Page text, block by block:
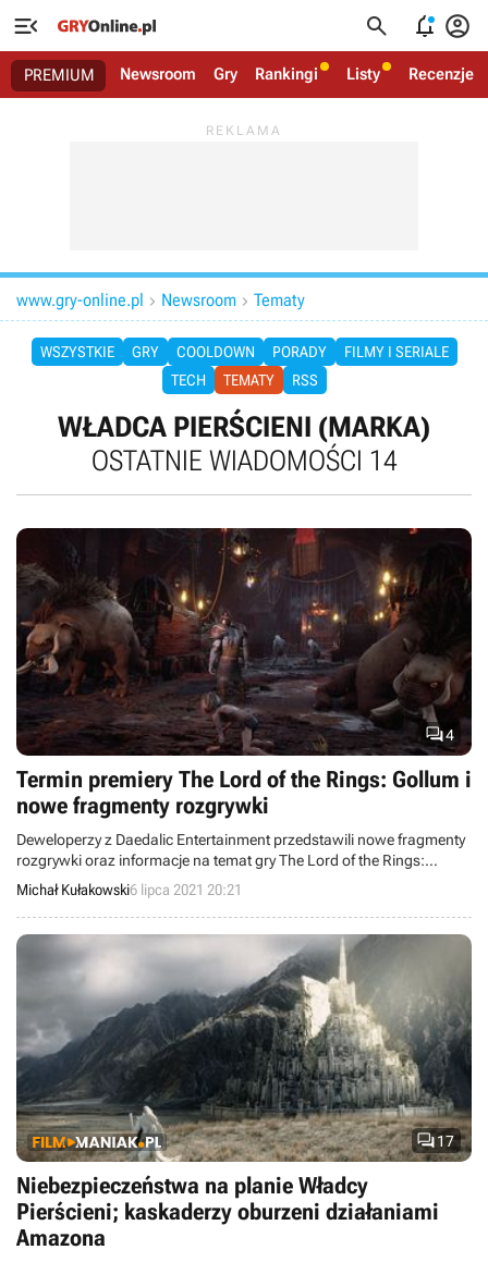
   
PREMIUM Newsroom Gry Rankingi Listy Recenzje
www.gry-online.pl  Newsroom  Tematy
WSZYSTKIE GRY COOLDOWN PORADY
FILMY I SERIALE
TECH
TEMATY RSS
WŁADCA PIERŚCIENI (MARKA)
OSTATNIE WIADOMOŚCI 14
4
Termin premiery The Lord of the Rings: Gollum i
nowe fragmenty rozgrywki
Deweloperzy z Daedalic Entertainment przedstawili nowe fragmenty
rozgrywki oraz informacje na temat gry The Lord of the Rings:
Gollum. Twórcy sprecyzowali również przyszłoroczny termin
premiery swojego dzieła.
Michał Kułakowski6 lipca 2021 20:21
17
Niebezpieczeństwa na planie Władcy
Pierścieni; kaskaderzy oburzeni działaniami
Amazona